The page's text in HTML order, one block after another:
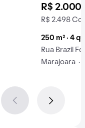
R$
R$ 2.498
250 m² · 4
Rua Brazil
Marajoara ·